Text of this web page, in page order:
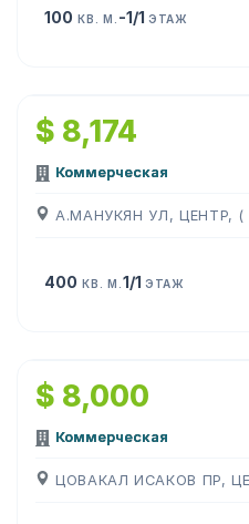
100 КВ. М. -1/1 ЭТАЖ
$ 8,174
Коммерческая
А.МАНУКЯН УЛ, ЦЕНТР, (
400 КВ. М. 1/1 ЭТАЖ
$ 8,000
Коммерческая
ЦОВАКАЛ ИСАКОВ ПР,